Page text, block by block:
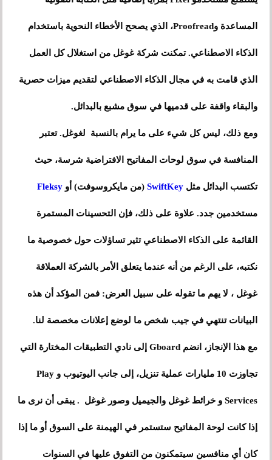
المساعدة وProofread، الذي يصحح الأخطاء النحوية باستخدام
الذكاء الاصطناعي. تمكنت شركة غوغل من استغلال كل العمل
الذي قامت به في مجال الذكاء الاصطناعي لتقديم ميزات حصرية
والبقاء واقفة على قدميها في سوق مشبع بالبدائل.
ومع ذلك، ليس كل شيء على ما يرام بالنسبة لغوغل. تعتبر
المنافسة في سوق لوحات المفاتيح الافتراضية شرسة، حيث
تكتسب البدائل مثلSwiftKey (من مايكروسوفت) أوFleksy
مستخدمين جدد. علاوة على ذلك، فإن التحسينات المستمرة
القائمة على الذكاء الاصطناعي تثير تساؤلات حول خصوصية ما
نكتبه، على الرغم من أنه عندما يتعلق الأمر بالشركة العملاقة
غوغل ، لا يهم ما تقوله على سبيل العرض: فمن المؤكد أن هذه
البيانات تنتهي في جيب شخص ما لوضع إعلانات مخصصة لنا.
مع هذا الإنجاز، انضم Gboard إلى نادي التطبيقات المختارة التي
تجاوزت 10 مليارات عملية تنزيل، إلى جانب اليوتيوب و Play
Services و خرائط غوغل والجيميل وصور غوغل . يبقى أن نرى ما
إذا كانت لوحة المفاتيح ستستمر في الهيمنة على السوق أو ما إذا
كان أي منافسين سيتمكنون من التفوق عليها في السنوات